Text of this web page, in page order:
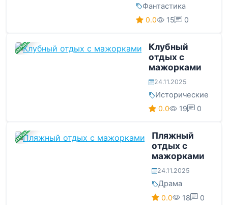
Фантастика
0.0 15 0
ЗАВЕРШЕНА
Клубный
отдых с
мажорками
24.11.2025
Исторические
0.0 19 0
ЗАВЕРШЕНА
Пляжный
отдых с
мажорками
24.11.2025
Драма
0.0 18 0